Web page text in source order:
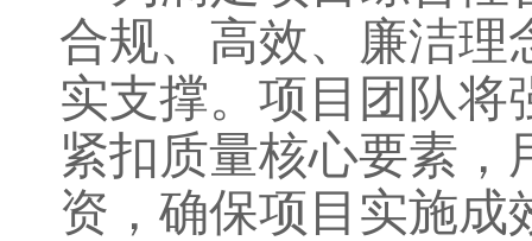
合规、高效、廉洁理
实支撑。 项目团队将
紧扣质量核心要素
资，确保项目实施成